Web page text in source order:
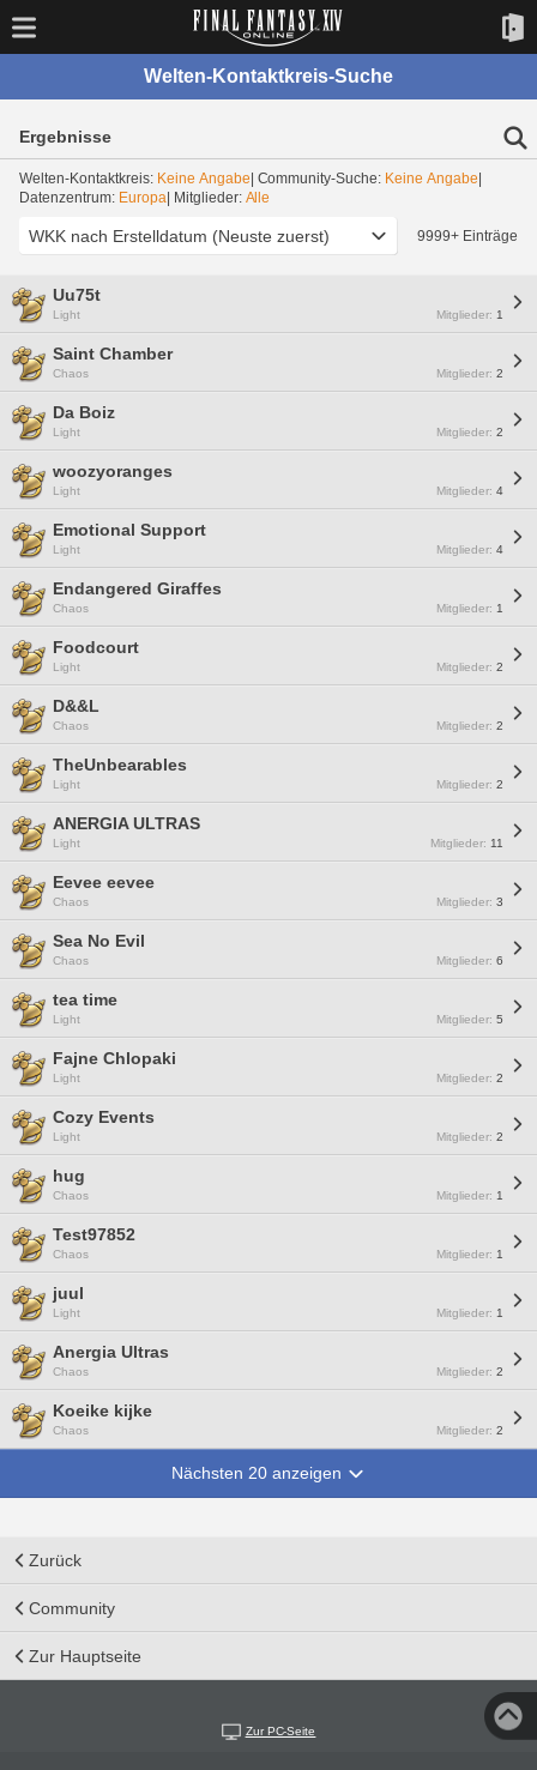
Welten-Kontaktkreis-Suche
Ergebnisse
Welten-Kontaktkreis: Keine Angabe | Community-Suche: Keine Angabe
Datenzentrum: Europa| Mitglieder: Alle
9999+ Einträge
Uu75t
Light Mitglieder: 1
Saint Chamber
Chaos Mitglieder: 2
Da Boiz
Light Mitglieder: 2
woozyoranges
Light Mitglieder: 4
Emotional Support
Light Mitglieder: 4
Endangered Giraffes
Chaos Mitglieder: 1
Foodcourt
Light Mitglieder: 2
D&&L
Chaos Mitglieder: 2
TheUnbearables
Light Mitglieder: 2
ANERGIA ULTRAS
Light Mitglieder: 11
Eevee eevee
Chaos Mitglieder: 3
Sea No Evil
Chaos Mitglieder: 6
tea time
Light Mitglieder: 5
Fajne Chlopaki
Light Mitglieder: 2
Cozy Events
Light Mitglieder: 2
hug
Chaos Mitglieder: 1
Test97852
Chaos Mitglieder: 1
juul
Light Mitglieder: 1
Anergia Ultras
Chaos Mitglieder: 2
Koeike kijke
Chaos Mitglieder: 2
Nächsten 20 anzeigen
Zurück
Community
Zur Hauptseite
Zur PC-Seite